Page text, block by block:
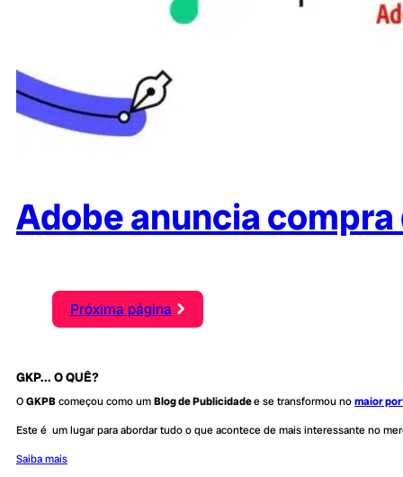
Adobe anuncia
Próxima página
GKP... O QUÊ?
OGKPBcomeçou como umBlog de Publicidadee se transformou nomaior
Este é um lugar para abordar tudo o que acontece de mais interessante no
Saiba mais